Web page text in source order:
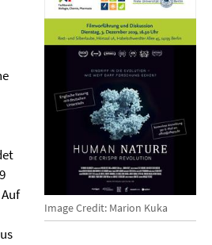
Image Credit: Marion Kuka